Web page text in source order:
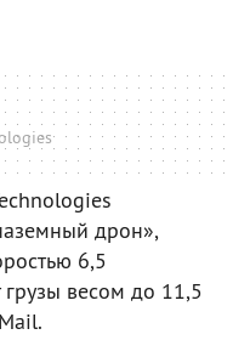
дрон»,
6,5
весом до 11,5